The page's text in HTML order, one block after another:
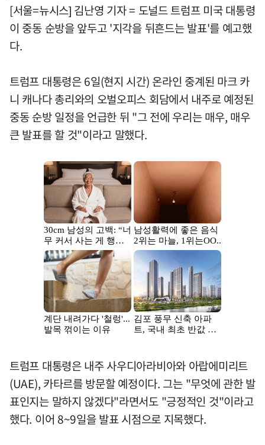
[서울=뉴시스] 김난영 기자 = 도널드 트럼프 미국 대통령
이 중동 순방을 앞두고 '지각을 뒤흔드는 발표'를 예고했
다.
트럼프 대통령은 6일(현지 시간) 온라인 중계된 마크 카
니 캐나다 총리와의 오벌오피스 회담에서 내주로 예정된
중동 순방 일정을 언급한 뒤 "그 전에 우리는 매우, 매우
큰 발표를 할 것"이라고 말했다.
트럼프 대통령은 내주 사우디아라비아와 아랍에미리트
(UAE), 카타르를 방문할 예정이다. 그는 "무엇에 관한 발
표인지는 말하지 않겠다"라면서도 "긍정적인 것"이라고
했다. 이어 8~9일을 발표 시점으로 지목했다.